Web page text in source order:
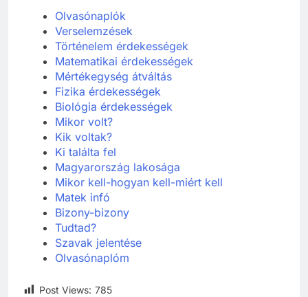
Olvasónaplók
Verselemzések
Történelem érdekességek
Matematikai érdekességek
Mértékegység átváltás
Fizika érdekességek
Biológia érdekességek
Mikor volt?
Kik voltak?
Ki találta fel
Magyarország lakosága
Mikor kell-hogyan kell-miért kell
Matek infó
Bizony-bizony
Tudtad?
Szavak jelentése
Olvasónaplóm
Post Views: 785